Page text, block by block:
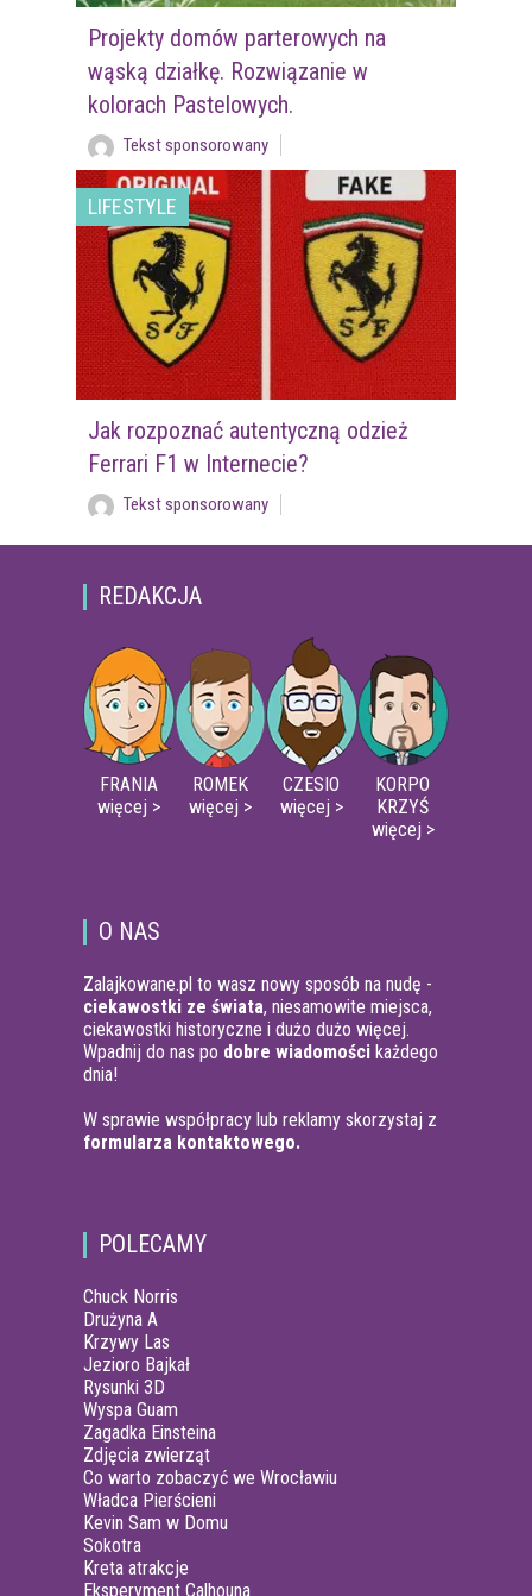
Projekty domów parterowych na
wąską działkę. Rozwiązanie w
kolorach Pastelowych.
Tekst sponsorowany
LIFESTYLE
Jak rozpoznać autentyczną odzież
Ferrari F1 w Internecie?
Tekst sponsorowany
REDAKCJA
FRANIA
więcej >
ROMEK
więcej >
CZESIO
więcej >
KORPO
KRZYŚ
więcej >
O NAS
Zalajkowane.pl to wasz nowy sposób na nudę -
ciekawostki ze świata, niesamowite miejsca,
ciekawostki historyczne i dużo dużo więcej.
Wpadnij do nas po dobre wiadomości każdego
dnia!
W sprawie współpracy lub reklamy skorzystaj z
formularza kontaktowego.
POLECAMY
Chuck Norris
Drużyna A
Krzywy Las
Jezioro Bajkał
Rysunki 3D
Wyspa Guam
Zagadka Einsteina
Zdjęcia zwierząt
Co warto zobaczyć we Wrocławiu
Władca Pierścieni
Kevin Sam w Domu
Sokotra
Kreta atrakcje
Eksperyment Calhouna